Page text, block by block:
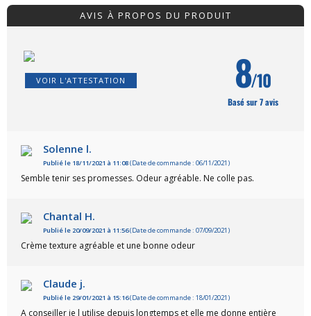
AVIS À PROPOS DU PRODUIT
VOIR L'ATTESTATION 8/10
Basé sur 7 avis
Solenne l.
Publié le 18/11/2021 à 11:08(Date de commande : 06/11/2021)
Semble tenir ses promesses. Odeur agréable. Ne colle pas.
Chantal H.
Publié le 20/09/2021 à 11:56(Date de commande : 07/09/2021)
Crème texture agréable et une bonne odeur
Claude j.
Publié le 29/01/2021 à 15:16(Date de commande : 18/01/2021)
A conseiller je l utilise depuis longtemps et elle me donne entière